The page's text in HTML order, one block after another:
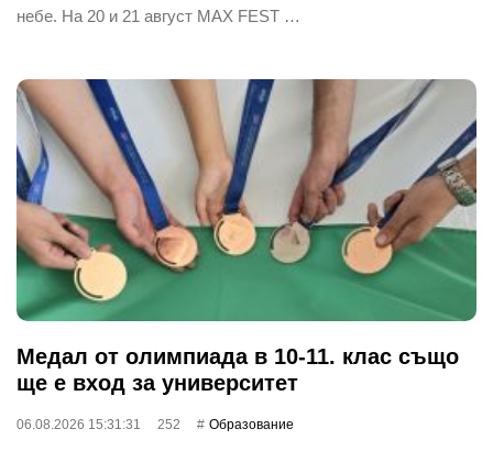
небе. На 20 и 21 август MAX FEST …
Медал от олимпиада в 10-11. клас също
ще е вход за университет
06.08.2026 15:31:31 252 Oбразование